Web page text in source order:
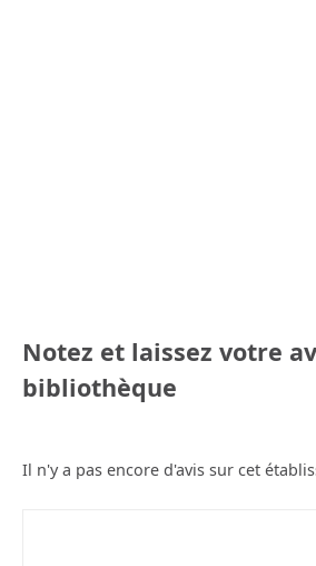
Notez et laissez votre
bibliothèque
Il n'y a pas encore d'avis sur cet